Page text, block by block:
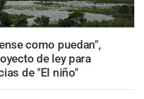
como puedan",
de ley para
de "El niño"